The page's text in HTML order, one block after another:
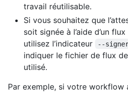
travail réutilisable.
Si vous souhaitez que
soit signée à l’aide d’un
utilisez l’indicateur
--
indiquer le fichier de flux
utilisé.
Par exemple, si votre workflow